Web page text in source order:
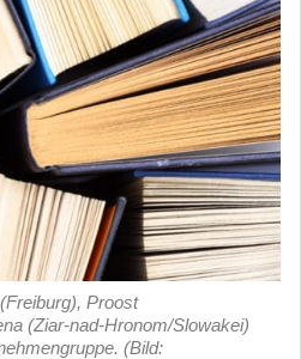
Proost
(Ziar-nad-Hronom/Slowakei)
(Bild: